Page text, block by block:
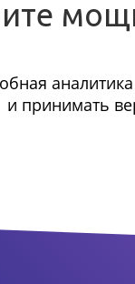
и принимать